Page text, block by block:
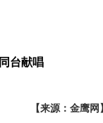
台献唱
【来源：金鹰网】